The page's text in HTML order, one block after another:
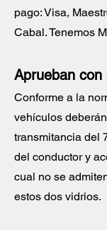
pago: Visa,
Cabal. Tenemos
Aprueban con
Conforme a la
vehículos
transmitancia del
del conductor y
cual no se
estos dos vidrios.